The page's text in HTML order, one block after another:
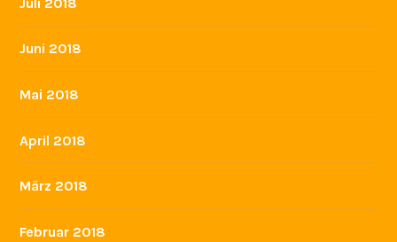
Juli 2019
Juni 2019
Mai 2019
März 2019
Februar 2019